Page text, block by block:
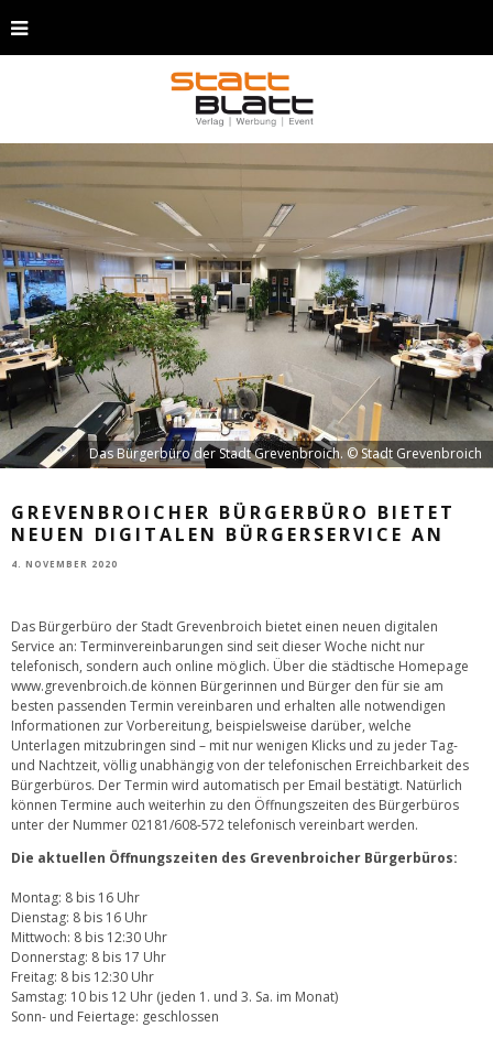
Das Bürgerbüro der Stadt Grevenbroich. © Stadt Grevenbroich
GREVENBROICHER BÜRGERBÜRO BIETET
NEUEN DIGITALEN BÜRGERSERVICE AN
4. NOVEMBER 2020
Das Bürgerbüro der Stadt Grevenbroich bietet einen neuen digitalen
Service an: Terminvereinbarungen sind seit dieser Woche nicht nur
telefonisch, sondern auch online möglich. Über die städtische Homepage
www.grevenbroich.de können Bürgerinnen und Bürger den für sie am
besten passenden Termin vereinbaren und erhalten alle notwendigen
Informationen zur Vorbereitung, beispielsweise darüber, welche
Unterlagen mitzubringen sind – mit nur wenigen Klicks und zu jeder Tag-
und Nachtzeit, völlig unabhängig von der telefonischen Erreichbarkeit des
Bürgerbüros. Der Termin wird automatisch per Email bestätigt. Natürlich
können Termine auch weiterhin zu den Öffnungszeiten des Bürgerbüros
unter der Nummer 02181/608-572 telefonisch vereinbart werden.
Die aktuellen Öffnungszeiten des Grevenbroicher Bürgerbüros:
Montag: 8 bis 16 Uhr
Dienstag: 8 bis 16 Uhr
Mittwoch: 8 bis 12:30 Uhr
Donnerstag: 8 bis 17 Uhr
Freitag: 8 bis 12:30 Uhr
Samstag: 10 bis 12 Uhr (jeden 1. und 3. Sa. im Monat)
Sonn- und Feiertage: geschlossen